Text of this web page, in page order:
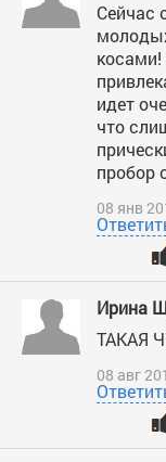
Сейчас
косами!
идет
что
пробор
08 янв
Ирина
ТАКАЯ
08 авг